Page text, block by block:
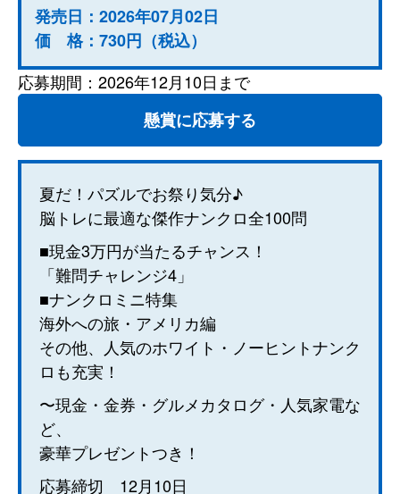
発売日：2026年07月02日
価 格：730円（税込）
応募期間：2026年12月10日まで
懸賞に応募する
夏だ！パズルでお祭り気分♪
脳トレに最適な傑作ナンクロ全100問
■現金3万円が当たるチャンス！
「難問チャレンジ4」
■ナンクロミニ特集
海外への旅・アメリカ編
その他、人気のホワイト・ノーヒントナンク
ロも充実！
〜現金・金券・グルメカタログ・人気家電な
ど、
豪華プレゼントつき！
応募締切 12月10日